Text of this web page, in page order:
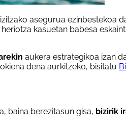
asegurua ezinbestekoa
kasuetan babesa
aukera estrategikoa izan
dena aurkitzeko, bisitatu
baina berezitasun gisa, bizirik